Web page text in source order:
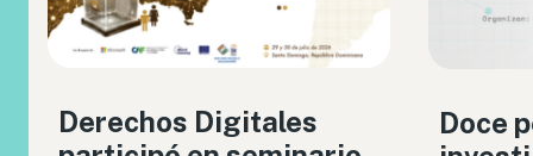
Derechos Digitales
Doce